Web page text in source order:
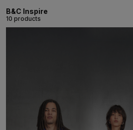
B&C Inspire
10 products